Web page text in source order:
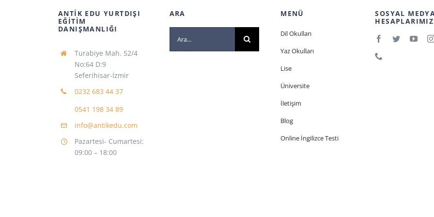
ANTİK EDU YURTDIŞI
EĞİTİM
DANIŞMANLIĞI
Turabiye Mah. 52/4
No:64 D:9
Seferihisar-İzmir
0232 683 44 37
0541 198 34 89
info@antikedu.com
Pazartesi- Cumartesi:
09:00 – 18:00
ARA MENÜ
Dil Okulları
Yaz Okulları
Lise
Üniversite
İletişim
Blog
Online İngilizce Testi
SOSYAL